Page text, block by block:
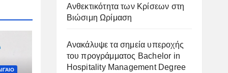
Ανθεκτικότητα των Κρίσεων στη
Βιώσιμη Ωρίμαση
Ανακάλυψε τα σημεία υπεροχής
του προγράμματος Bachelor in
Hospitality Management Degree